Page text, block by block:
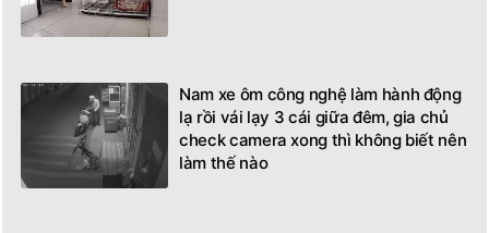
Nam xe ôm công nghệ làm hành động
lạ rồi vái lạy 3 cái giữa đêm, gia chủ
check camera xong thì không biết nên
làm thế nào